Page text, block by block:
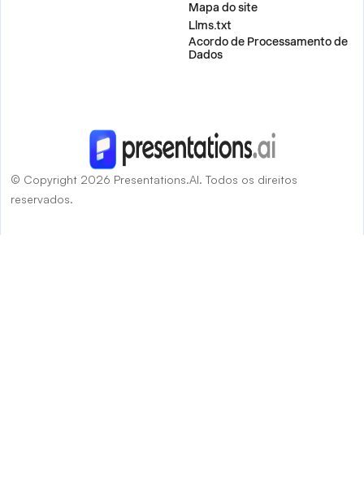
Mapa do site
Llms.txt
Acordo de Processamento de
Dados
© Copyright 2026 Presentations.AI. Todos os direitos
reservados.